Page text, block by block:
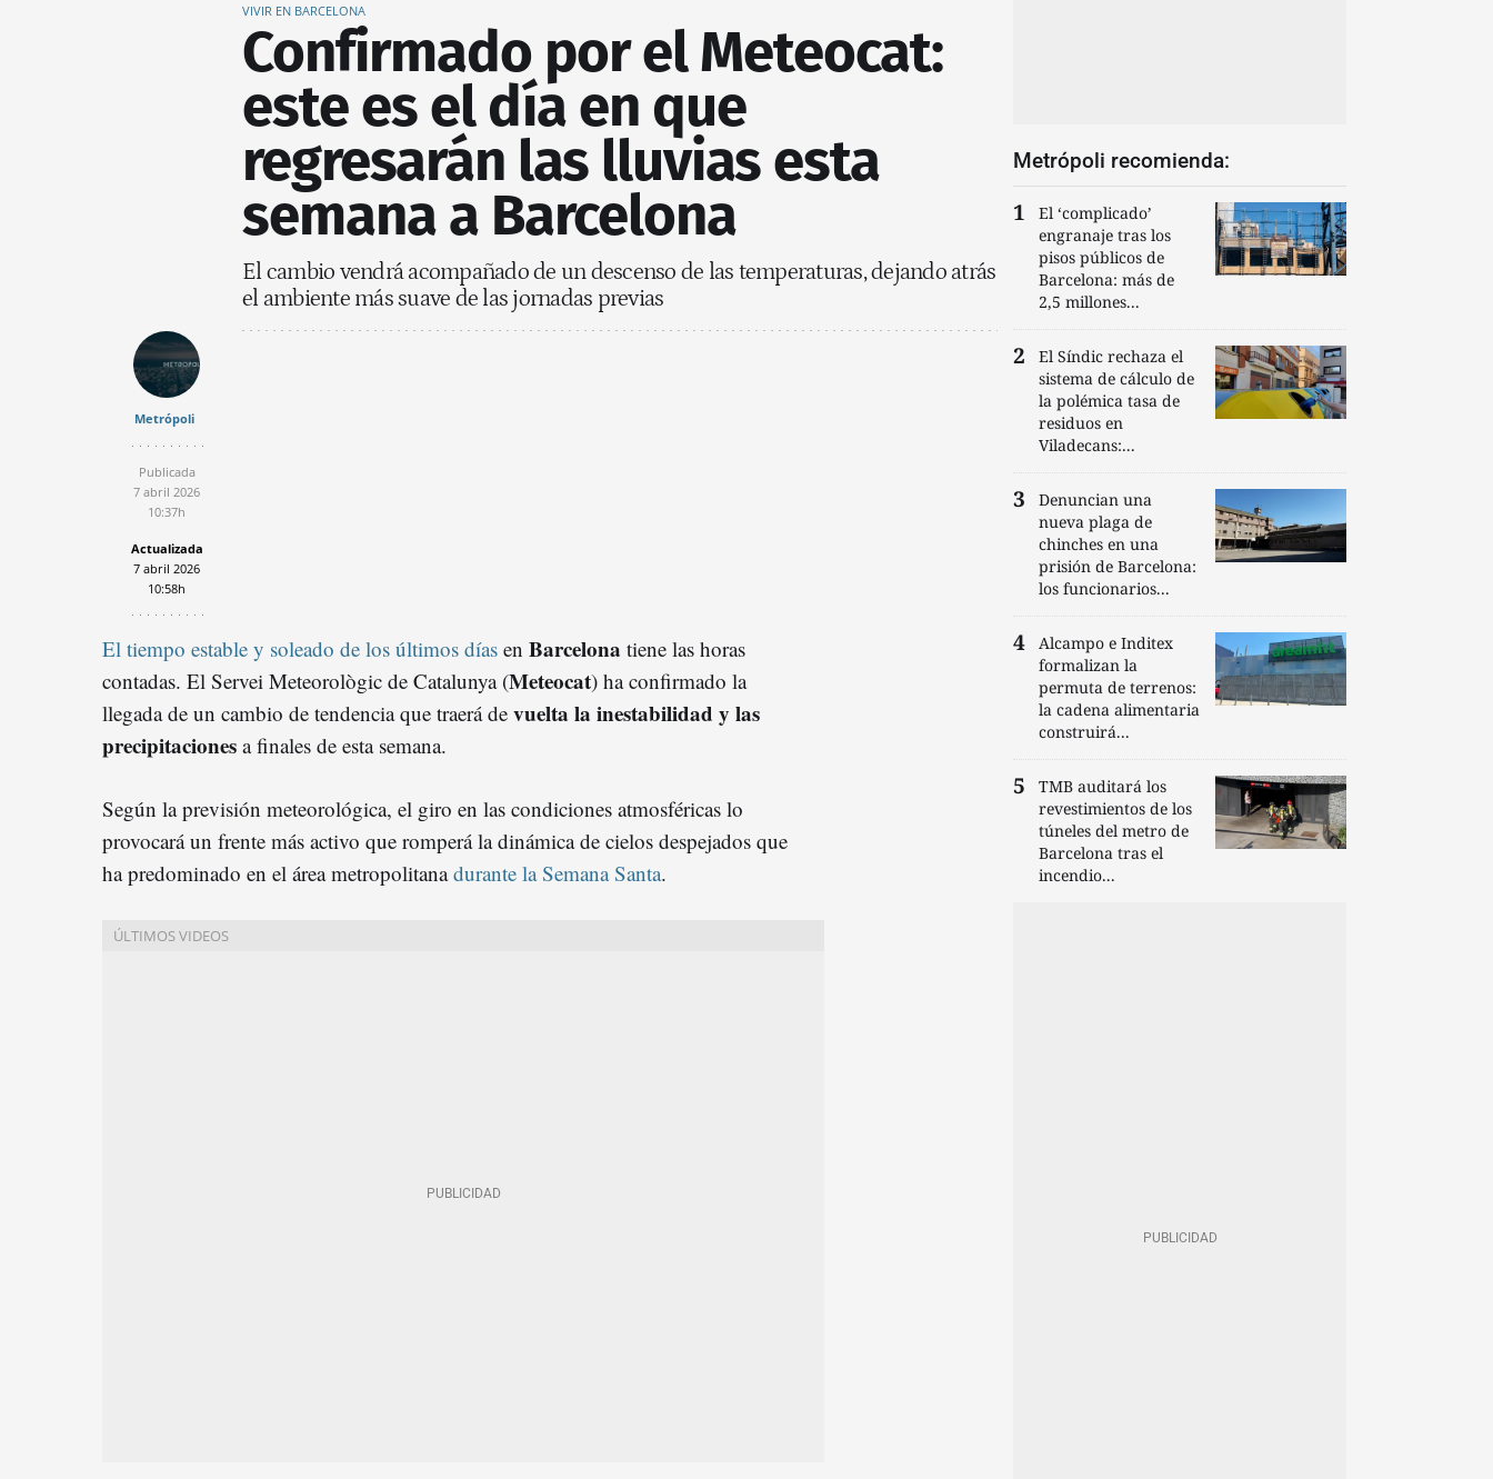
VIVIR EN BARCELONA
Confirmado por el Meteocat:
este es el día en que
regresarán las lluvias esta
semana a Barcelona
El cambio vendrá acompañado de un descenso de las temperaturas, dejando atrás
el ambiente más suave de las jornadas previas
Metrópoli
Publicada
7 abril 2026
10:37h
Actualizada
7 abril 2026
10:58h
El tiempo estable y soleado de los últimos días en Barcelona tiene las horas
contadas. El Servei Meteorològic de Catalunya (Meteocat) ha confirmado la
llegada de un cambio de tendencia que traerá de vuelta la inestabilidad y las
precipitaciones a finales de esta semana.
Según la previsión meteorológica, el giro en las condiciones atmosféricas lo
provocará un frente más activo que romperá la dinámica de cielos despejados que
ha predominado en el área metropolitanadurante la Semana Santa.
Metrópoli recomienda:
El ‘complicado’
engranaje tras los
pisos públicos de
Barcelona: más de
2,5 millones...
El Síndic rechaza el
sistema de cálculo de
la polémica tasa de
residuos en
Viladecans:...
Denuncian una
nueva plaga de
chinches en una
prisión de Barcelona:
los funcionarios...
Alcampo e Inditex
formalizan la
permuta de terrenos:
la cadena alimentaria
construirá...
TMB auditará los
revestimientos de los
túneles del metro de
Barcelona tras el
incendio...